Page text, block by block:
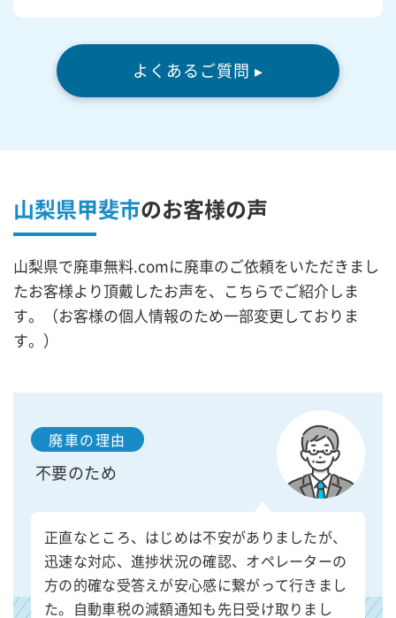
よくあるご質問 ▸
山梨県甲斐市のお客様の声
山梨県で廃車無料.comに廃車のご依頼をいただきまし
たお客様より頂戴したお声を、こちらでご紹介しま
す。（お客様の個人情報のため一部変更しておりま
す。）
廃車の理由
不要のため
正直なところ、はじめは不安がありましたが、
迅速な対応、進捗状況の確認、オペレーターの
方の的確な受答えが安心感に繋がって行きまし
た。自動車税の減額通知も先日受け取りまし